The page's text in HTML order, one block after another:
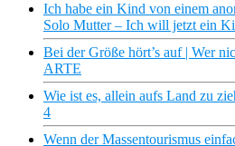
Ich habe ein Kind von einem
Solo Mutter – Ich will jetzt ein
Bei der Größe hört’s auf | Wer
ARTE
Wie ist es, allein aufs Land zu
4
Wenn der Massentourismus